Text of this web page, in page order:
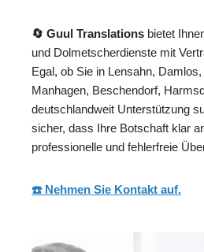
🔄 Guul Translations bietet
und Dolmetscherdienste mit
Egal, ob Sie in Lensahn,
Manhagen, Beschendorf,
deutschlandweit Unterstützung
sicher, dass Ihre Botschaft klar
professionelle und fehlerfreie
☎️ Nehmen Sie Kontakt auf.